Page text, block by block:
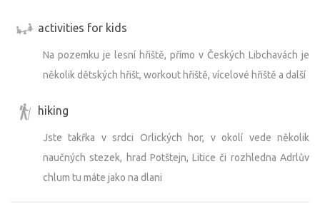
activities for kids
Na pozemku je lesní hřiště, přímo v Českých Libchavách je
několik dětských hřišt, workout hřiště, vícelové hřiště a další
hiking
Jste takřka v srdci Orlických hor, v okolí vede několik
naučných stezek, hrad Potštejn, Litice či rozhledna Adrlův
chlum tu máte jako na dlani